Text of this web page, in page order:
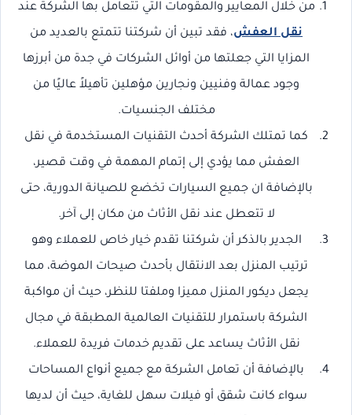
من خلال المعايير والمقومات التي تتعامل بها الشركة عند
نقل العفش، فقد تبين أن شركتنا تتمتع بالعديد من
المزايا التي جعلتها من أوائل الشركات في جدة من أبرزها
وجود عمالة وفنيين ونجارين مؤهلين تأهيلاً عاليًا من
مختلف الجنسيات.
كما تمتلك الشركة أحدث التقنيات المستخدمة في نقل
العفش مما يؤدي إلى إتمام المهمة في وقت قصير،
بالإضافة ان جميع السيارات تخضع للصيانة الدورية، حتى
لا تتعطل عند نقل الأثاث من مكان إلى آخر.
الجدير بالذكر أن شركتنا تقدم خيار خاص للعملاء وهو
ترتيب المنزل بعد الانتقال بأحدث صيحات الموضة، مما
يجعل ديكور المنزل مميزا وملفتا للنظر، حيث أن مواكبة
الشركة باستمرار للتقنيات العالمية المطبقة في مجال
نقل الأثاث يساعد على تقديم خدمات فريدة للعملاء.
بالإضافة أن تعامل الشركة مع جميع أنواع المساحات
سواء كانت شقق أو فيلات سهل للغاية، حيث أن لديها